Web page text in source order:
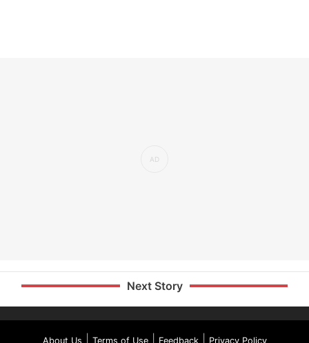
Next Story
About Us Terms of Use| Feedback| Privacy Policy